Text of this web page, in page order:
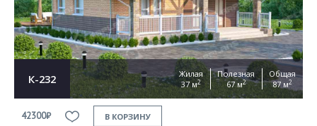
К-232
Жилая
37 м2
Полезная
67 м2
Общая
87 м2
42300₽ В КОРЗИНУ